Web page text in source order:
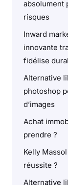
absolument
risques
Inward
innovante
fidélise
Alternative
photoshop
d’images
Achat
prendre ?
Kelly
réussite ?
Alternative